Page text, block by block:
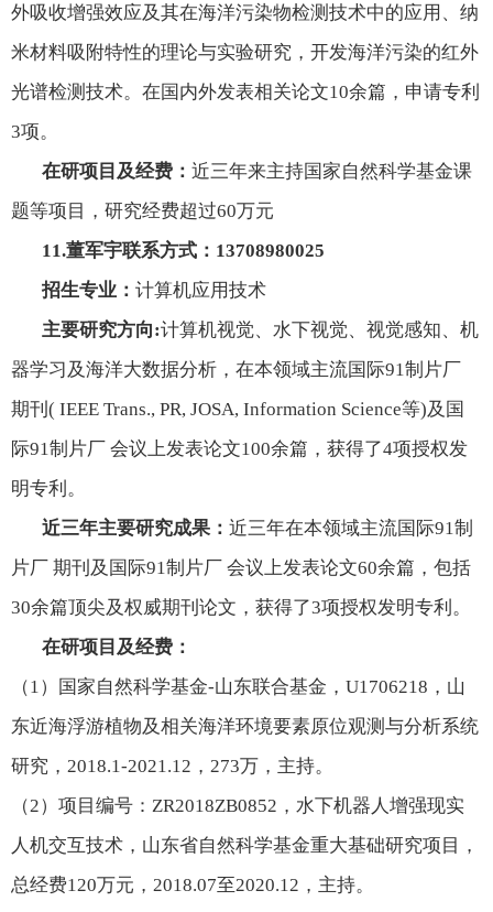
外吸收增强效应及其在海洋污染物检测技术中的应用、纳
米材料吸附特性的理论与实验研究，开发海洋污染的红外
光谱检测技术。在国内外发表相关论文10余篇，申请专利
3项。
在研项目及经费： 近三年来主持国家自然科学基金课
题等项目，研究经费超过60万元
11.董军宇联系方式： 13708980025
招生专业： 计算机应用技术
主要研究方向:计算机视觉、水下视觉、视觉感知、机
器学习及海洋大数据分析，在本领域主流国际91制片厂
期刊 ( IEEE Trans., PR, JOSA, Information Science等)及国
际91制片厂 会议上发表论文100余篇，获得了4项授权发
明专利。
近三年主要研究成果： 近三年在本领域主流国际91制
片厂 期刊及国际91制片厂 会议上发表论文60余篇，包括
30余篇顶尖及权威期刊论文，获得了3项授权发明专利。
在研项目及经费：
（1 ）国家自然科学基金-山东联合基金， U1706218 ，山
东近海浮游植物及相关海洋环境要素原位观测与分析系统
研究， 2018.1-2021.12 ， 273万，主持。
（2）项目编号： ZR2018ZB0852 ，水下机器人增强现实
人机交互技术，山东省自然科学基金重大基础研究项目，
总经费120万元， 2018.07至2020.12 ，主持。